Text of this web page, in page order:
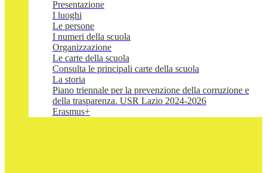
Presentazione
I luoghi
Le persone
I numeri della scuola
Organizzazione
Le carte della scuola
Consulta le principali carte della scuola
La storia
Piano triennale per la prevenzione della corruzione e
della trasparenza. USR Lazio 2024-2026
Erasmus+